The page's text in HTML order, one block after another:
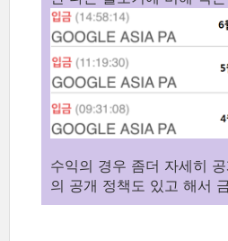
수익의 경우 좀더 자세히
의 공개 정책도 있고 해서